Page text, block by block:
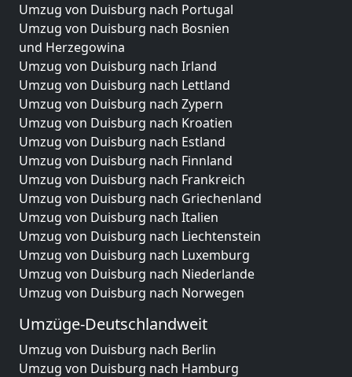
Umzug von Duisburg nach Portugal
Umzug von Duisburg nach Bosnien
und Herzegowina
Umzug von Duisburg nach Irland
Umzug von Duisburg nach Lettland
Umzug von Duisburg nach Zypern
Umzug von Duisburg nach Kroatien
Umzug von Duisburg nach Estland
Umzug von Duisburg nach Finnland
Umzug von Duisburg nach Frankreich
Umzug von Duisburg nach Griechenland
Umzug von Duisburg nach Italien
Umzug von Duisburg nach Liechtenstein
Umzug von Duisburg nach Luxemburg
Umzug von Duisburg nach Niederlande
Umzug von Duisburg nach Norwegen
Umzüge-Deutschlandweit
Umzug von Duisburg nach Berlin
Umzug von Duisburg nach Hamburg